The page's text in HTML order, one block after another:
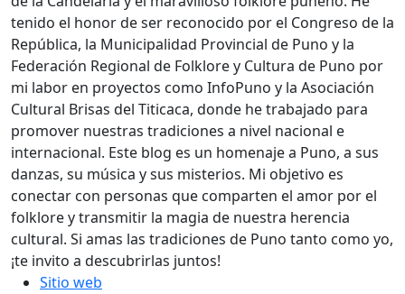
tenido el honor de ser reconocido por el Congreso de la
República, la Municipalidad Provincial de Puno y la
Federación Regional de Folklore y Cultura de Puno por
mi labor en proyectos como InfoPuno y la Asociación
Cultural Brisas del Titicaca, donde he trabajado para
promover nuestras tradiciones a nivel nacional e
internacional. Este blog es un homenaje a Puno, a sus
danzas, su música y sus misterios. Mi objetivo es
conectar con personas que comparten el amor por el
folklore y transmitir la magia de nuestra herencia
cultural. Si amas las tradiciones de Puno tanto como yo,
¡te invito a descubrirlas juntos!
Sitio web